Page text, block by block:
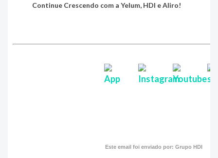
Continue Crescendo com a Yelum, HDI e Aliro!
Este email foi enviado por: Grupo HDI